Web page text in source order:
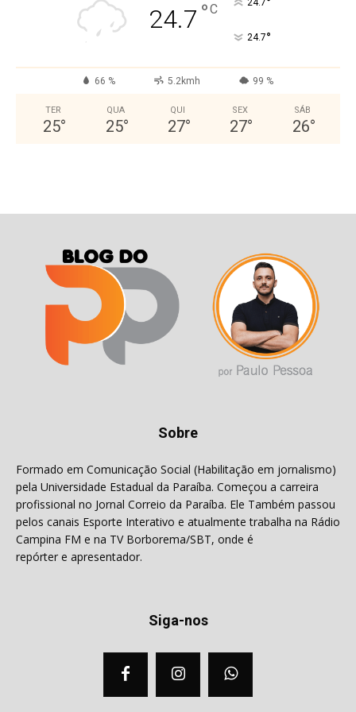
24.7 °C 24.7
24.7°
66 % 5.2kmh 99 %
TER
25°
QUA
25°
QUI
27°
SEX
27°
SÁB
26°
Sobre
Formado em Comunicação Social (Habilitação em jornalismo)
pela Universidade Estadual da Paraíba. Começou a carreira
profissional no Jornal Correio da Paraíba. Ele Também passou
pelos canais Esporte Interativo e atualmente trabalha na Rádio
Campina FM e na TV Borborema/SBT, onde é
repórter e apresentador.
Siga-nos